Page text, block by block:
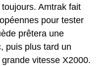
Amtrak fait
pour tester
prêtera une
puis plus tard un
vitesse X2000.